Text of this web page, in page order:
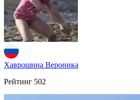
Хаврошина Вероника
Рейтинг 502